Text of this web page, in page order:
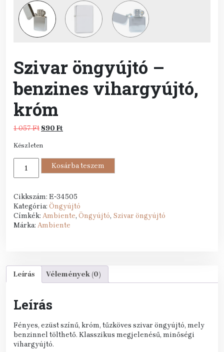
Szivar öngyújtó –
benzines vihargyújtó,
króm
1 057Ft Original
was:
1
057 Ft.
890 FtCurrent
890 Ft.
Készleten
öngyújtó
vihargyújtó,
króm
mennyiség
Kosárba teszem
Cikkszám: E-34505
Kategória: Öngyújtó
Címkék: Ambiente, Öngyújtó, Szivar öngyújtó
Márka: Ambiente
Leírás Vélemények (0)
Leírás
Fényes, ezüst színű, króm, tűzköves szivar öngyújtó, mely
benzinnel tölthető. Klasszikus megjelenésű, minőségi
vihargyújtó.